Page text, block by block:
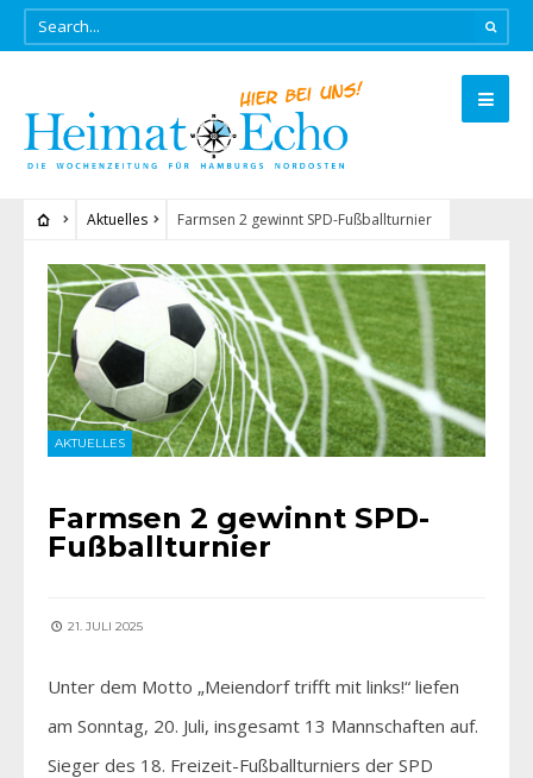
Aktuelles Farmsen 2 gewinnt SPD-Fußballturnier
AKTUELLES
Farmsen 2 gewinnt SPD-
Fußballturnier
21. JULI 2025
Unter dem Motto „Meiendorf trifft mit links!“ liefen
am Sonntag, 20. Juli, insgesamt 13 Mannschaften auf.
Sieger des 18. Freizeit-Fußballturniers der SPD